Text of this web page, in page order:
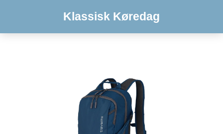
Klassisk Køredag